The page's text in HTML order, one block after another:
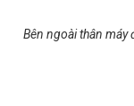
Bên ngoài thân